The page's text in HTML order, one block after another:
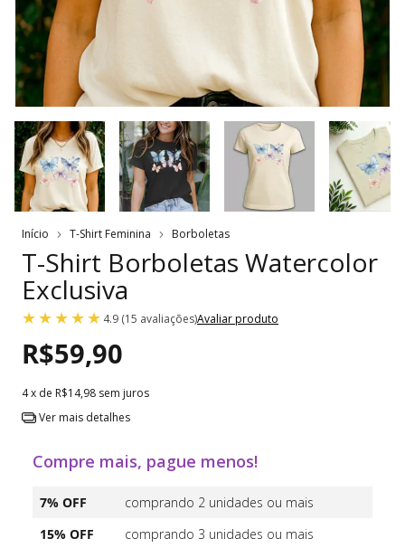
Início T-Shirt Feminina Borboletas
T-Shirt Borboletas Watercolor
Exclusiva
4.9 (15 avaliações)Avaliar produto
R$59,90
4x de R$14,98 sem juros
Ver mais detalhes
Compre mais, pague menos!
7% OFF
comprando 2 unidades ou mais
15% OFF
comprando 3 unidades ou mais